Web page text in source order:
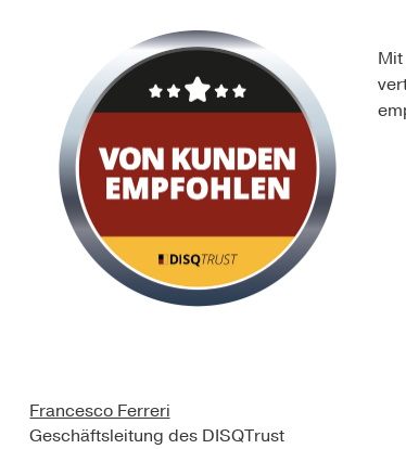
Francesco Ferreri
Geschäftsleitung des DISQTrust